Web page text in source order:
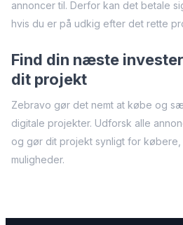
annoncer til. Derfor kan det betale
hvis du er på udkig efter det rette
Find din næste
dit projekt
Zebravo gør det nemt at købe og
digitale projekter. Udforsk alle
og gør dit projekt synligt for
muligheder.